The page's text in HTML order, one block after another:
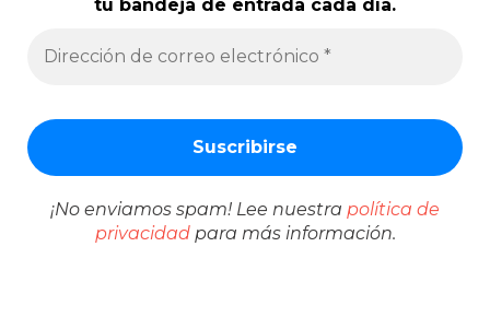
tu bandeja de entrada cada día.
¡No enviamos spam! Lee nuestra política de
privacidadpara más información.